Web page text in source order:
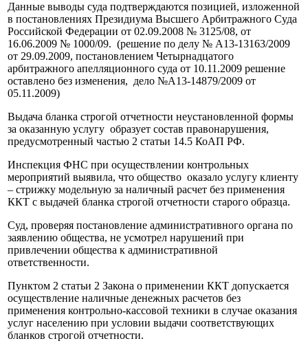
Данные выводы суда подтверждаются позицией, изложенной
в постановлениях Президиума Высшего Арбитражного Суда
Российской Федерации от 02.09.2008 № 3125/08, от
16.06.2009 № 1000/09. (решение по делу № А13-13163/2009
от 29.09.2009, постановлением Четырнадцатого
арбитражного апелляционного суда от 10.11.2009 решение
оставлено без изменения, дело №А13-14879/2009 от
05.11.2009)
Выдача бланка строгой отчетности неустановленной формы
за оказанную услугу образует состав правонарушения,
предусмотренный частью 2 статьи 14.5 КоАП РФ.
Инспекция ФНС при осуществлении контрольных
мероприятий выявила, что общество оказало услугу клиенту
– стрижку модельную за наличный расчет без применения
ККТ с выдачей бланка строгой отчетности старого образца.
Суд, проверяя постановление административного органа по
заявлению общества, не усмотрел нарушений при
привлечении общества к административной
ответственности.
Пунктом 2 статьи 2 Закона о применении ККТ допускается
осуществление наличные денежных расчетов без
применения контрольно-кассовой техники в случае оказания
услуг населению при условии выдачи соответствующих
бланков строгой отчетности.